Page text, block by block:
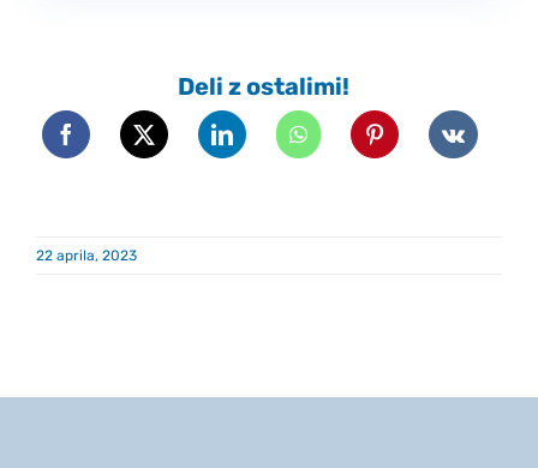
Deli z ostalimi!
22 aprila, 2023